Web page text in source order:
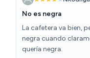
oficina. Su forma
hacen muy cómoda
ajustados. • Muy
cápsula, seleccionar
una ruedecita), y en
No es negra
La cafetera va bien,
negra cuando
quería negra.